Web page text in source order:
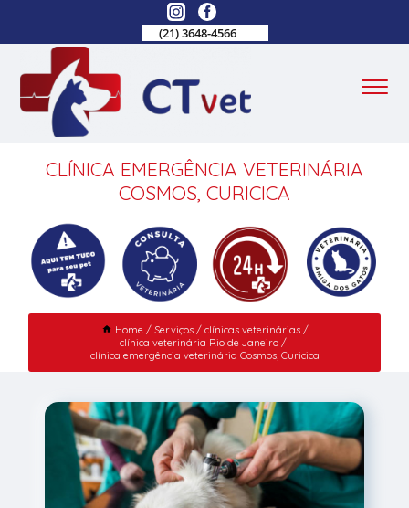
(21) 3648-4566
CLÍNICA EMERGÊNCIA VETERINÁRIA
COSMOS, CURICICA
Home Serviços
clínicas veterinárias
clínica veterinária Rio de Janeiro
clínica emergência veterinária Cosmos, Curicica